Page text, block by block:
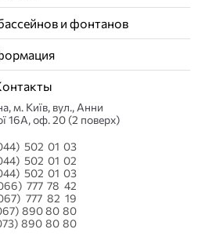
и фонтанов
м. Київ, вул., Анни
16А, оф. 20 (2 поверх)
502 01 03
502 01 02
502 01 03
777 78 42
777 82 19
890 80 80
890 80 80